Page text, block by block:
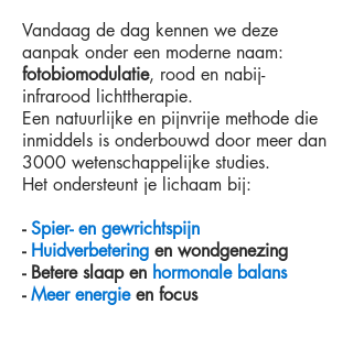
Vandaag de dag kennen we deze
aanpak onder een moderne naam:
fotobiomodulatie, rood en nabij-
infrarood lichttherapie.
Een natuurlijke en pijnvrije methode die
inmiddels is onderbouwd door meer dan
3000 wetenschappelijke studies.
Het ondersteunt je lichaam bij:
-Spier- en gewrichtspijn
- Huidverbetering en wondgenezing
- Betere slaap en hormonale balans
-Meer energieen focus